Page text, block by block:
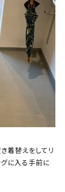
着替えをしてリ
グに入る手前に